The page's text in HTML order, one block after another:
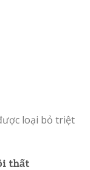
loại bỏ triệt
thất